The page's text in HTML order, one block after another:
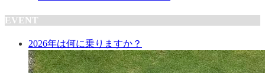
EVENT
2026年は何に乗りますか？